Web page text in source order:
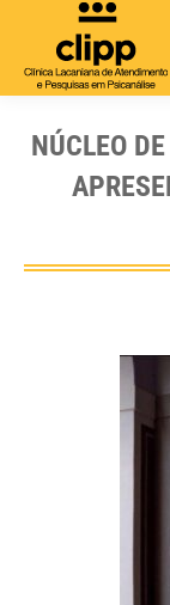
NÚCLEO